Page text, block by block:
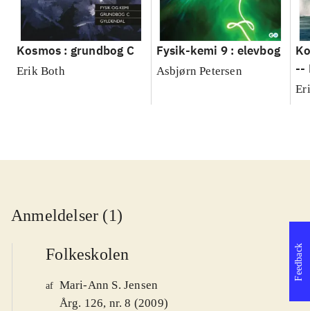
Kosmos : grundbog C
Erik Both
Fysik-kemi 9 : elevbog
Asbjørn Petersen
--
Anmeldelser (1)
Folkeskolen
af Mari-Ann S. Jensen
Årg. 126, nr. 8 (2009)
Feedback